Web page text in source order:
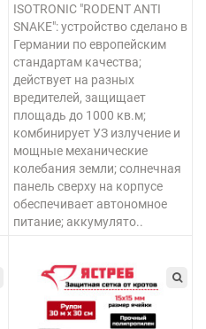
ISOTRONIC "RODENT ANTI
SNAKE": устройство сделано в
Германии по европейским
стандартам качества;
действует на разных
вредителей, защищает
площадь до 1000 кв.м;
комбинирует УЗ излучение и
мощные механические
колебания земли; солнечная
панель сверху на корпусе
обеспечивает автономное
питание; аккумулято..